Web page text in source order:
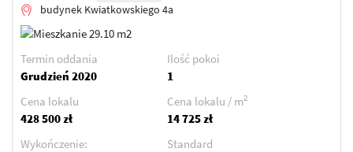
budynek Kwiatkowskiego 4a
Termin oddania
Grudzień 2020
Ilość pokoi
1
Cena lokalu
428 500 zł
Cena lokalu / m2
14 725 zł
Wykończenie:
Standard